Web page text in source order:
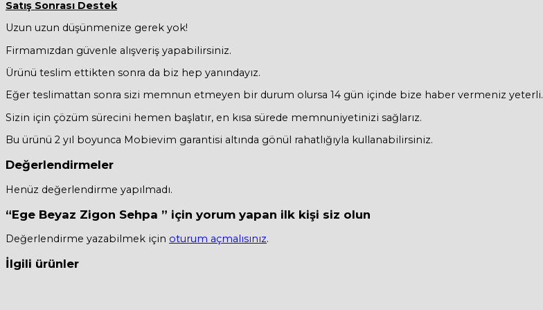
Satış Sonrası Destek
Uzun uzun düşünmenize gerek yok!
Firmamızdan güvenle alışveriş yapabilirsiniz.
Ürünü teslim ettikten sonra da biz hep yanındayız.
Eğer teslimattan sonra sizi memnun etmeyen bir durum olursa 14 gün içinde bize haber vermeniz yeterli.
Sizin için çözüm sürecini hemen başlatır, en kısa sürede memnuniyetinizi sağlarız.
Bu ürünü 2 yıl boyunca Mobievim garantisi altında gönül rahatlığıyla kullanabilirsiniz.
Değerlendirmeler
Henüz değerlendirme yapılmadı.
“Ege Beyaz Zigon Sehpa ” için yorum yapan ilk kişi siz olun
Değerlendirme yazabilmek için oturum açmalısınız.
İlgili ürünler